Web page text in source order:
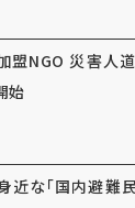
盟NGO 災害人
始
近な「国内避難